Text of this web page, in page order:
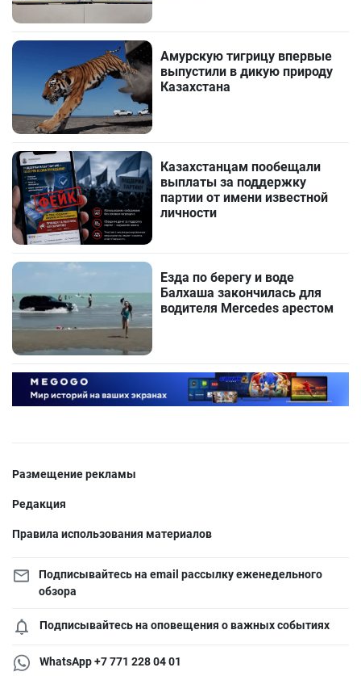
Амурскую тигрицу впервые
выпустили в дикую природу
Казахстана
Казахстанцам пообещали
выплаты за поддержку
партии от имени известной
личности
Езда по берегу и воде
Балхаша закончилась для
водителя Mercedes арестом
Размещение рекламы
Редакция
Правила использования материалов
Подписывайтесь на email рассылку еженедельного
обзора
Подписывайтесь на оповещения о важных событиях
WhatsApp +7 771 228 04 01